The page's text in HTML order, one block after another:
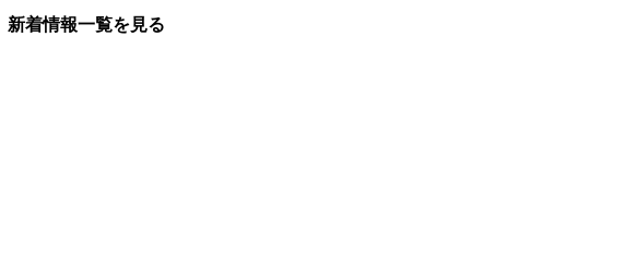
新着情報一覧を見る